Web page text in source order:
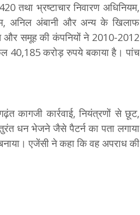
तथा भ्रष्टाचार निवारण अधिनियम,
अनिल अंबानी और अन्य के खिलाफ
और समूह की कंपनियों ने 2010-2012
40,185 करोड़ रुपये बकाया है। पांच
कागजी कार्रवाई, नियंत्रणों से छूट,
धन भेजने जैसे पैटर्न का पता लगाया
एजेंसी ने कहा कि वह अपराध की